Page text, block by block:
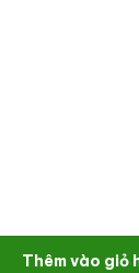
Nonprofit
Thêm vào giỏ